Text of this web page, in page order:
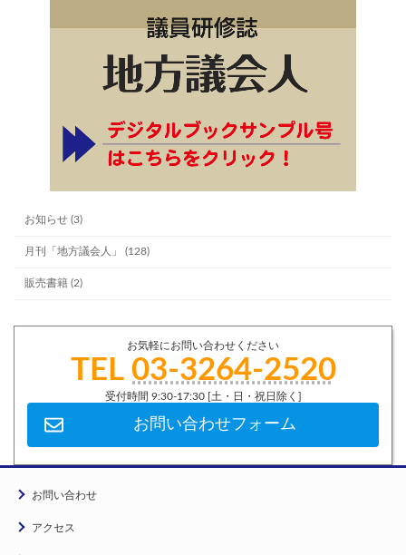
お知らせ (3)
月刊「地方議会人」 (128)
販売書籍 (2)
お気軽にお問い合わせください
TEL 03-3264-2520
受付時間 9:30-17:30 [土・日・祝日除く]
お問い合わせフォーム
お問い合わせ
アクセス